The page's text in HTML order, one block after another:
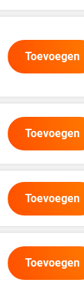
Toevoegen
Toevoegen
Toevoegen
Toevoegen